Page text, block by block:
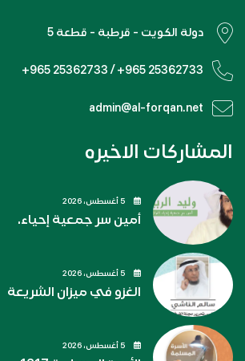
دولة الكويت - قرطبة - قطعة 5
+965 25362733 / +965 25362733
admin@al-forqan.net
المشاركات الاخيره
أمين سر جمعية إحياء.
الغزو في ميزان الشريعة